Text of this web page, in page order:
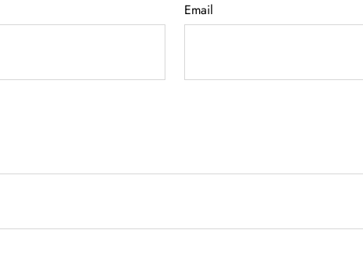
Email